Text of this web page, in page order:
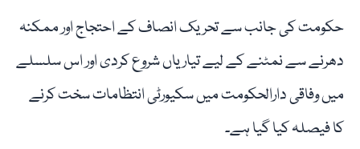
حکومت کی جانب سے تحریک انصاف کے احتجاج اور ممکنہ
دھرنے سے نمٹنے کے لیے تیاریاں شروع کردی اور اس سلسلے
میں وفاقی دارالحکومت میں سکیورٹی انتظامات سخت کرنے
کا فیصلہ کیا گیا ہے۔